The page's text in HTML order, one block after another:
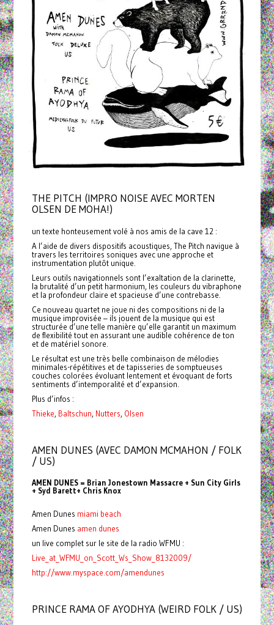
THE PITCH (IMPRO NOISE AVEC MORTEN
OLSEN DE MOHA!)
un texte honteusement volé à nos amis de la cave 12 :
A l’aide de divers dispositifs acoustiques, The Pitch navigue à
travers les territoires soniques avec une approche et
instrumentation plutôt unique.
Leurs outils navigationnels sont l’exaltation de la clarinette,
la brutalité d’un petit harmonium, les couleurs du vibraphone
et la profondeur claire et spacieuse d’une contrebasse.
Ce nouveau quartet ne joue ni des compositions ni de la
musique improvisée – ils jouent de la musique qui est
structurée d’une telle manière qu’elle garantit un maximum
de flexibilité tout en assurant une audible cohérence de ton
et de matériel sonore.
Le résultat est une très belle combinaison de mélodies
minimales-répétitives et de tapisseries de somptueuses
couches colorées évoluant lentement et évoquant de forts
sentiments d’intemporalité et d’expansion.
Plus d’infos :
Thieke, Baltschun, Nutters, Olsen
AMEN DUNES (AVEC DAMON MCMAHON / FOLK
/ US)
AMEN DUNES = Brian Jonestown Massacre + Sun City Girls
+ Syd Barett+ Chris Knox
Amen Dunes miami beach
Amen Dunes amen dunes
un live complet sur le site de la radio WFMU :
Live_at_WFMU_on_Scott_Ws_Show_8132009/
http://www.myspace.com/amendunes
PRINCE RAMA OF AYODHYA (WEIRD FOLK / US)